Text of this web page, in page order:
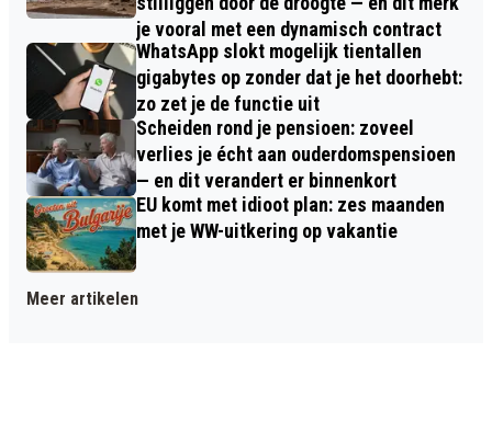
je vooral met een dynamisch contract
WhatsApp slokt mogelijk tientallen
gigabytes op zonder dat je het doorhebt:
zo zet je de functie uit
Scheiden rond je pensioen: zoveel
verlies je écht aan ouderdomspensioen
— en dit verandert er binnenkort
EU komt met idioot plan: zes maanden
met je WW-uitkering op vakantie
Meer artikelen